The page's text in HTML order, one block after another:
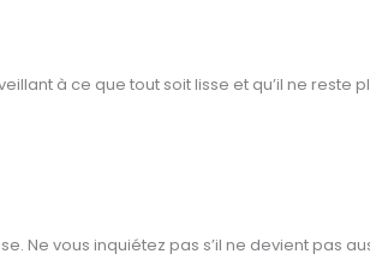
à ce que tout soit lisse et qu’il ne reste
Ne vous inquiétez pas s’il ne devient pas